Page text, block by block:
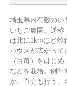
埼玉県内有数のい
いちご農園。通
は北に3kmほど離
ハウスが広がって
（白苺）をはじ
などを栽培。例
か、直売も行う。